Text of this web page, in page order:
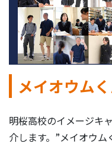
メイオウム
明桜高校のイメージキ
介します。”メイオウ